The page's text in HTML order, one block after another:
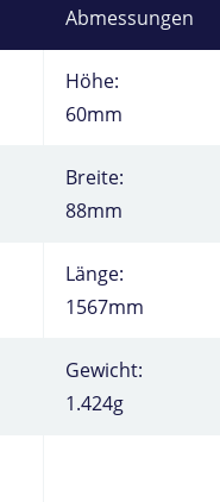
Abmessungen
Höhe:
60mm
Breite:
88mm
Länge:
1567mm
Gewicht:
1.424g